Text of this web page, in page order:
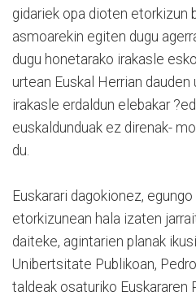
gidariek opa dioten etorkizun
asmoarekin egiten dugu
dugu honetarako irakasle
urtean Euskal Herrian
irakasle erdaldun elebakar
euskaldunduak ez direnak-
du.
Euskarari dagokionez,
etorkizunean hala izaten
daiteke, agintarien planak
Unibertsitate Publikoan,
taldeak osaturiko Euskararen